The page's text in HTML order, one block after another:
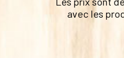
avec les